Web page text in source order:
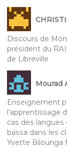
Discours de
président du
de Libreville
Mourad
Enseignement
l’apprentissage
cas des langues
bassa dans les
Yvette Bilounga